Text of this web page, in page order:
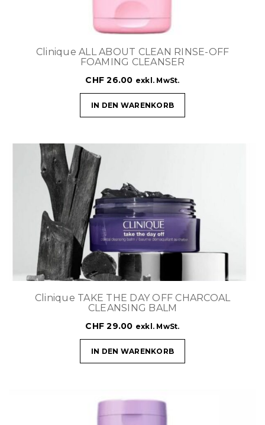
Clinique ALL ABOUT CLEAN RINSE-OFF
FOAMING CLEANSER
CHF 26.00 exkl. MwSt.
IN DEN WARENKORB
Clinique TAKE THE DAY OFF CHARCOAL
CLEANSING BALM
CHF 29.00 exkl. MwSt.
IN DEN WARENKORB